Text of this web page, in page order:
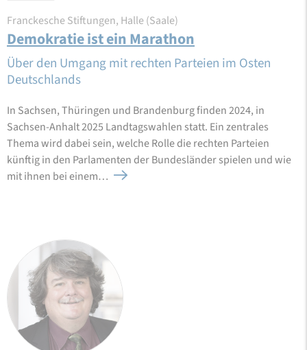
Franckesche Stiftungen, Halle (Saale)
Demokratie ist ein Marathon
Über den Umgang mit rechten Parteien im Osten
Deutschlands
In Sachsen, Thüringen und Brandenburg finden 2024, in
Sachsen-Anhalt 2025 Landtagswahlen statt. Ein zentrales
Thema wird dabei sein, welche Rolle die rechten Parteien
künftig in den Parlamenten der Bundesländer spielen und wie
mit ihnen bei einem…